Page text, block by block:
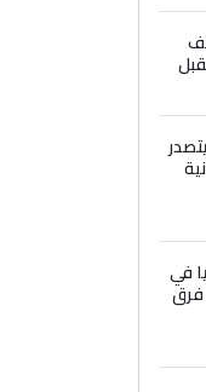
: 17 ناديا في
دوري نجوم العراق و3 فرق